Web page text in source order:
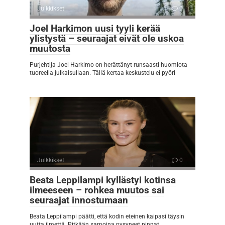
Julkkikset 0
Joel Harkimon uusi tyyli kerää
ylistystä – seuraajat eivät ole uskoa
muutosta
Purjehtija Joel Harkimo on herättänyt runsaasti huomiota
tuoreella julkaisullaan. Tällä kertaa keskustelu ei pyöri
Julkkikset 0
Beata Leppilampi kyllästyi kotinsa
ilmeeseen – rohkea muutos sai
seuraajat innostumaan
Beata Leppilampi päätti, että kodin eteinen kaipasi täysin